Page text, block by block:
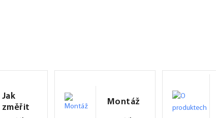
Jak
změřit
Montáž